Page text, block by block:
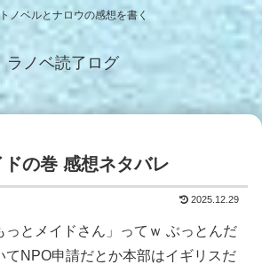
ノベルとナロウの感想を書く
ラノベ読了ログ
ドの巻 感想ネタバレ
2025.12.29
っとメイドさん」ってｗ ぶっとんだ
てNPO申請だとか本部はイギリスだ